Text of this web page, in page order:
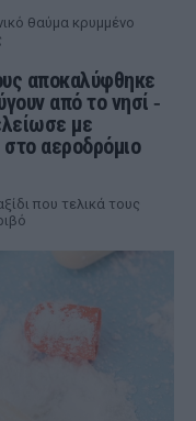
θαύμα κρυμμένο
αποκαλύφθηκε
από το νησί ‑
με
αεροδρόμιο
που τελικά τους